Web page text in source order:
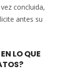
concluida,
antes su
LO QUE